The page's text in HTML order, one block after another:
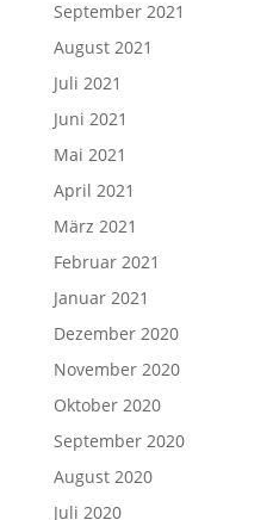
September 2021
August 2021
Juli 2021
Juni 2021
Mai 2021
April 2021
März 2021
Februar 2021
Januar 2021
Dezember 2020
November 2020
Oktober 2020
September 2020
August 2020
Juli 2020